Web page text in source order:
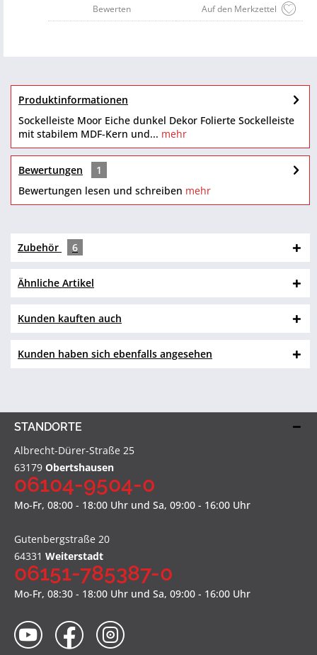
Auf den Merkzettel
Bewerten
Produktinformationen
Sockelleiste Moor Eiche dunkel Dekor Folierte Sockelleiste
mit stabilem MDF-Kern und... mehr
Bewertungen
1
Bewertungen lesen und schreiben mehr
Zubehör 6
Ähnliche Artikel
Kunden kauften auch
Kunden haben sich ebenfalls angesehen
STANDORTE
Albrecht-Dürer-Straße 25
63179 Obertshausen
06104-9504-0
Mo-Fr, 08:00 - 18:00 Uhr und Sa, 09:00 - 16:00 Uhr
Gutenbergstraße 20
64331 Weiterstadt
06151-785387-0
Mo-Fr, 08:30 - 18:00 Uhr und Sa, 09:00 - 16:00 Uhr